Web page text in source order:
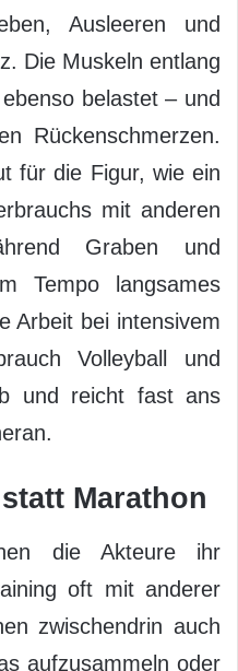
Ausleeren und
Die Muskeln entlang
belastet – und
Rückenschmerzen.
für die Figur, wie ein
mit anderen
Graben und
Tempo langsames
Arbeit bei intensivem
Volleyball und
und reicht fast ans
Marathon
die Akteure ihr
oft mit anderer
zwischendrin auch
aufzusammeln oder